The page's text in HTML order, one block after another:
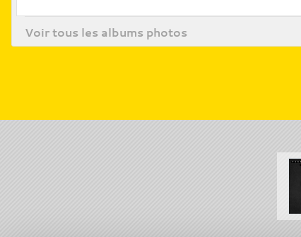
Voir tous les albums photos